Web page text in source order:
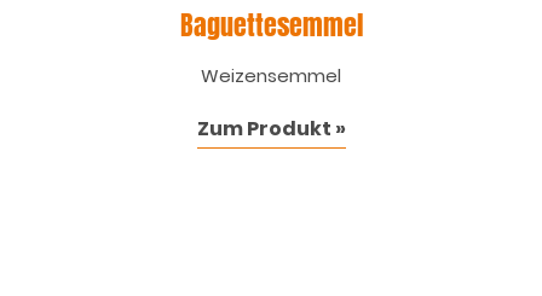
Baguettesemmel
Weizensemmel
Zum Produkt »